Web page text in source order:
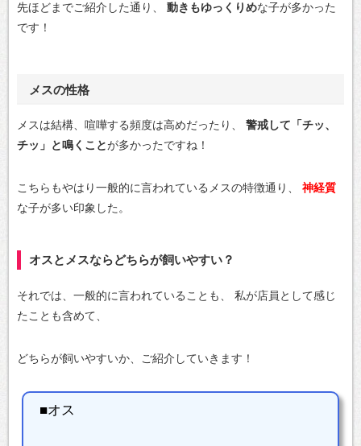
先ほどまでご紹介した通り、 動きもゆっくりめな子が多かった
です！
メスの性格
メスは結構、喧嘩する頻度は高めだったり、
警戒して「チッ、
チッ」と鳴くことが多かったですね！
こちらもやはり一般的に言われているメスの特徴通り、
神経質
な子が多い印象した。
オスとメスならどちらが飼いやすい？
それでは、一般的に言われていることも、
私が店員として感じ
たことも含めて、
どちらが飼いやすいか、ご紹介していきます！
■オス